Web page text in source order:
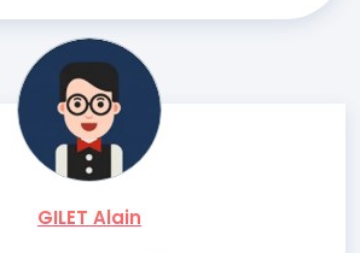
GILET Alain